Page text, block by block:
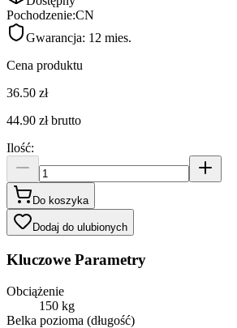
Pochodzenie:CN
Gwarancja: 12 mies.
Cena produktu
36.50 zł
44.90 zł brutto
Ilość:
Do koszyka
Dodaj do ulubionych
Kluczowe Parametry
Obciążenie
150 kg
Belka pozioma (długość)